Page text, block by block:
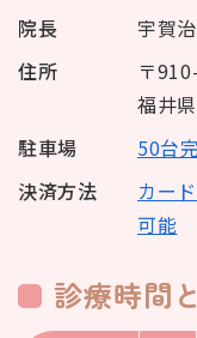
院長
宇賀
住所
〒
福井
駐車場
50台
決済方法
カー
可能
診療時間